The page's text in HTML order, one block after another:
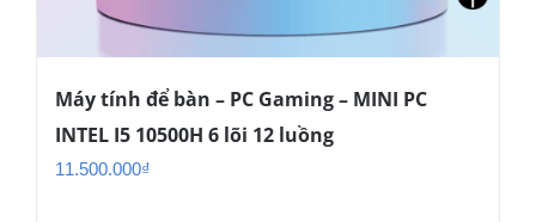
Máy tính để bàn – PC Gaming – MINI PC
INTEL I5 10500H 6 lõi 12 luồng
11.500.000₫